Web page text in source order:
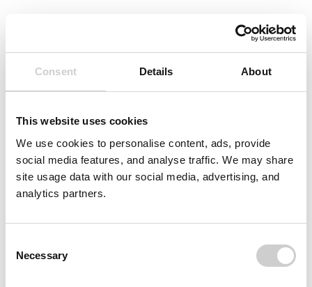
Consent Details About
This website uses cookies
We use cookies to personalise content, ads, provide
social media features, and analyse traffic. We may share
site usage data with our social media, advertising, and
analytics partners.
Selection
Necessary
Kleine Innenbox​